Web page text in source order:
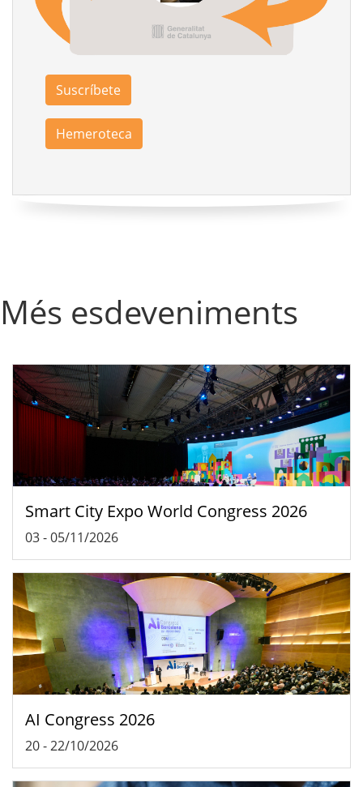
Suscríbete
Hemeroteca
Més esdeveniments
Smart City Expo World Congress 2026
03-05/11/2026
AI Congress 2026
20-22/10/2026